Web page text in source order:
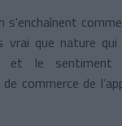
s'enchaînent
vrai que nature
et le
commerce de